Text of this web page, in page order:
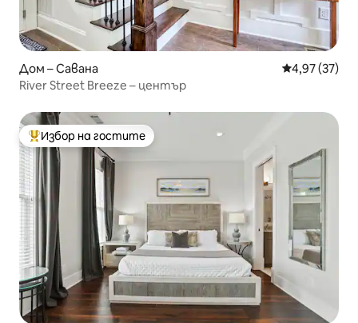
Дом – Савана Средна
4,97 (37)
River Street Breeze – център
Най-популярен избор на гостите
Избор на гостите